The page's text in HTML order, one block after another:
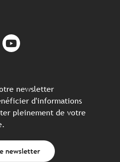
newsletter
d'informations
pleinement de votre
newsletter